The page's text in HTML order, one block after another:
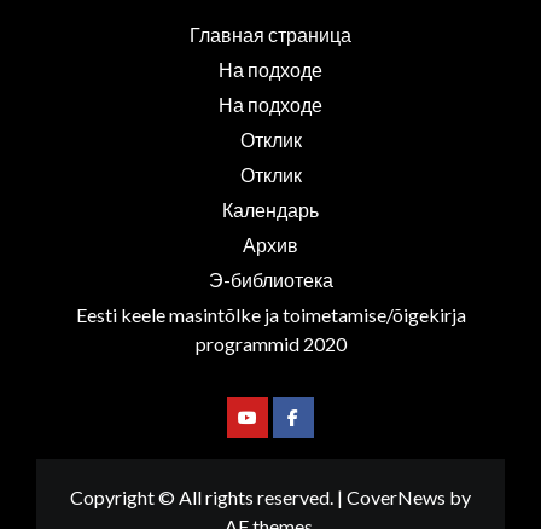
Главная страница
На подходе
На подходе
Отклик
Отклик
Календарь
Архив
Э-библиотека
Eesti keele masintõlke ja toimetamise/õigekirja
programmid 2020
YoutubeFacebook
Copyright © All rights reserved. | CoverNews by